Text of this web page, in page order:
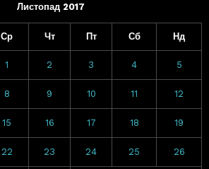
Листопад 2017
Ср Чт Пт Сб Нд
1 2 3 4 5
8 9 10 11 12
15 16 17 18 19
22 23 24 25 26